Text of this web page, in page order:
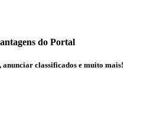
do Portal
classificados e muito mais!